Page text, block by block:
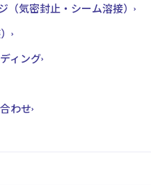
（気密封止・シーム溶接）
ィング
わせ